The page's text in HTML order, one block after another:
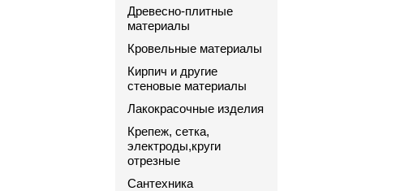
Древесно-плитные
материалы
Кровельные материалы
Кирпич и другие
стеновые материалы
Лакокрасочные изделия
Крепеж, сетка,
электроды,круги
отрезные
Сантехника